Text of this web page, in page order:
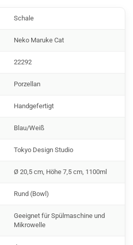
Schale
Neko Maruke Cat
22292
Porzellan
Handgefertigt
Blau/Weiß
Tokyo Design Studio
Ø 20,5 cm, Höhe 7,5 cm, 1100ml
Rund (Bowl)
Geeignet für Spülmaschine und
Mikrowelle